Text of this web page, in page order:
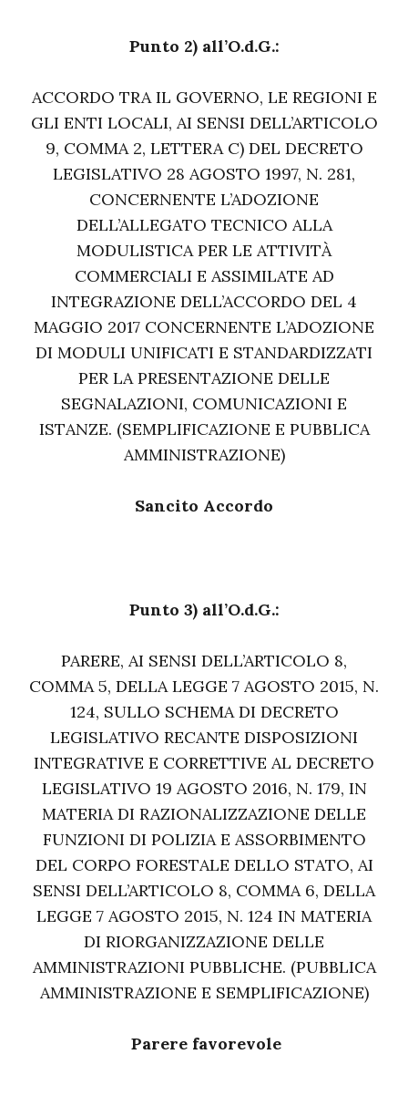
Punto 2) all’O.d.G.:
ACCORDO TRA IL GOVERNO, LE REGIONI E
GLI ENTI LOCALI, AI SENSI DELL’ARTICOLO
9, COMMA 2, LETTERA C) DEL DECRETO
LEGISLATIVO 28 AGOSTO 1997, N. 281,
CONCERNENTE L’ADOZIONE
DELL’ALLEGATO TECNICO ALLA
MODULISTICA PER LE ATTIVITÀ
COMMERCIALI E ASSIMILATE AD
INTEGRAZIONE DELL’ACCORDO DEL 4
MAGGIO 2017 CONCERNENTE L’ADOZIONE
DI MODULI UNIFICATI E STANDARDIZZATI
PER LA PRESENTAZIONE DELLE
SEGNALAZIONI, COMUNICAZIONI E
ISTANZE. (SEMPLIFICAZIONE E PUBBLICA
AMMINISTRAZIONE)
Sancito Accordo
Punto 3) all’O.d.G.:
PARERE, AI SENSI DELL’ARTICOLO 8,
COMMA 5, DELLA LEGGE 7 AGOSTO 2015, N.
124, SULLO SCHEMA DI DECRETO
LEGISLATIVO RECANTE DISPOSIZIONI
INTEGRATIVE E CORRETTIVE AL DECRETO
LEGISLATIVO 19 AGOSTO 2016, N. 179, IN
MATERIA DI RAZIONALIZZAZIONE DELLE
FUNZIONI DI POLIZIA E ASSORBIMENTO
DEL CORPO FORESTALE DELLO STATO, AI
SENSI DELL’ARTICOLO 8, COMMA 6, DELLA
LEGGE 7 AGOSTO 2015, N. 124 IN MATERIA
DI RIORGANIZZAZIONE DELLE
AMMINISTRAZIONI PUBBLICHE. (PUBBLICA
AMMINISTRAZIONE E SEMPLIFICAZIONE)
Parere favorevole